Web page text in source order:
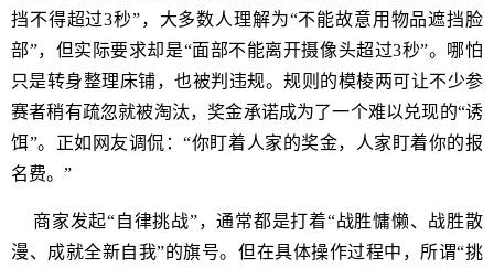
挡不得超过3秒”，大多数人理解为“不能故意用物品遮挡脸
部”，但实际要求却是“面部不能离开摄像头超过3秒”。哪怕
只是转身整理床铺，也被判违规。规则的模棱两可让不少参
赛者稍有疏忽就被淘汰，奖金承诺成为了一个难以兑现的“诱
饵”。正如网友调侃：“你盯着人家的奖金，人家盯着你的报
名费。”
商家发起“自律挑战”，通常都是打着“战胜慵懒、战胜散
漫、成就全新自我”的旗号。但在具体操作过程中，所谓“挑